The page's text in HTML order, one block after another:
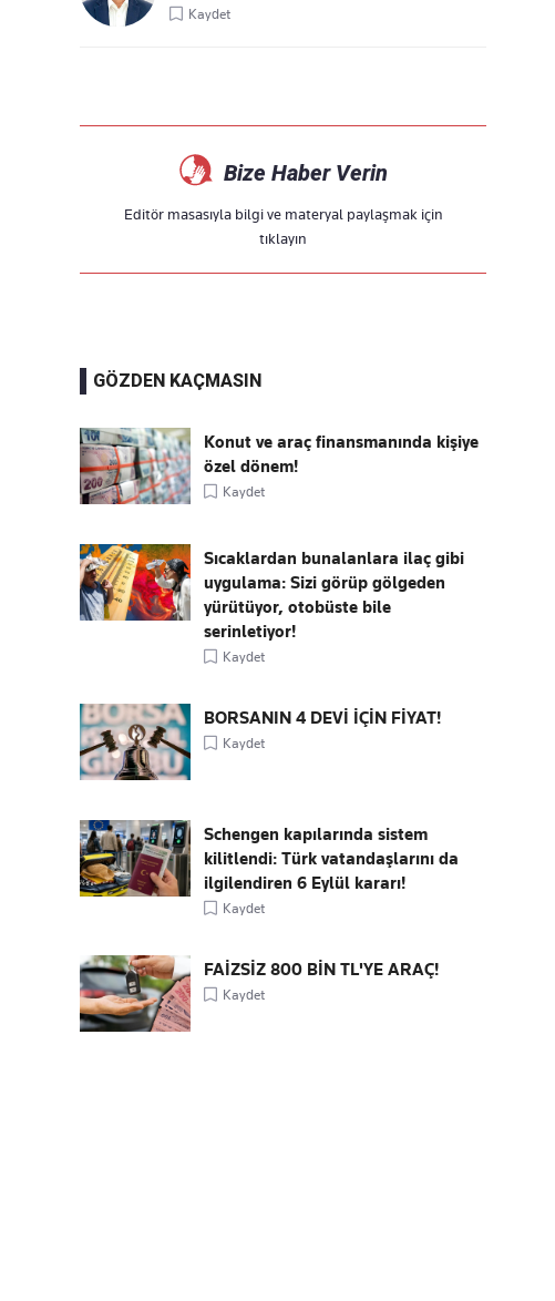
Kaydet
Bize Haber Verin
Editör masasıyla bilgi ve materyal paylaşmak için
tıklayın
GÖZDEN KAÇMASIN
Konut ve araç finansmanında kişiye
özel dönem!
Kaydet
Sıcaklardan bunalanlara ilaç gibi
uygulama: Sizi görüp gölgeden
yürütüyor, otobüste bile
serinletiyor!
Kaydet
BORSANIN 4 DEVİ İÇİN FİYAT!
Kaydet
Schengen kapılarında sistem
kilitlendi: Türk vatandaşlarını da
ilgilendiren 6 Eylül kararı!
Kaydet
FAİZSİZ 800 BİN TL'YE ARAÇ!
Kaydet